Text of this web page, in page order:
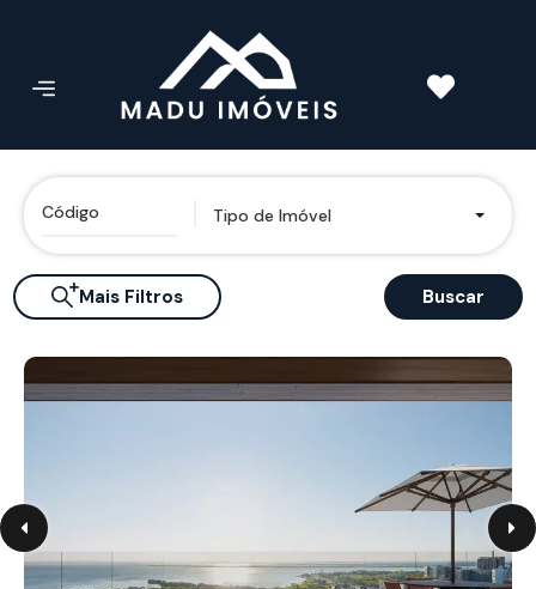
Tipo de Imóvel
Mais Filtros Buscar